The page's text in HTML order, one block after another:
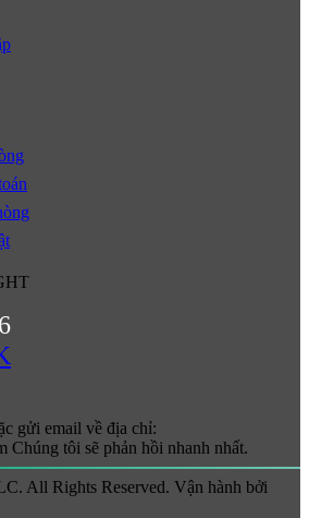
gửi email về địa chỉ:
Chúng tôi sẽ phản hồi nhanh nhất.
All Rights Reserved. Vận hành bởi